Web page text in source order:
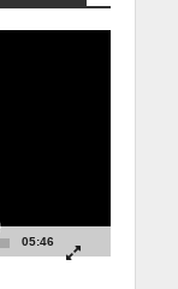
05:46